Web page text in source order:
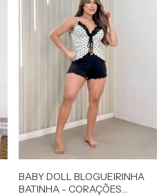
BABY DOLL BLOGUEIRINHA
BATINHA - CORAÇÕES